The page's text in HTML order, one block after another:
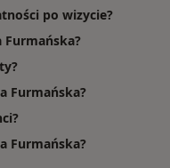
po wizycie?
Furmańska?
Furmańska?